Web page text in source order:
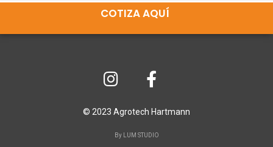
COTIZA AQUÍ
© 2023 Agrotech Hartmann
By LUM STUDIO